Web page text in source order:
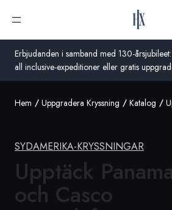
Erbjudanden i samband med 130-
all inclusive-expeditioner eller gratis
Öppna meny
Storbritannien
USA
Global
Hem Uppgradera Kryssning Katalog
SYDAMERIKA-KRYSSNINGAR
Upptäck
och Casco